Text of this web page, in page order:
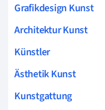
Grafikdesign Kunst
Architektur Kunst
Künstler
Ästhetik Kunst
Kunstgattung